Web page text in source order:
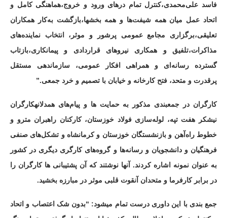
فاسد علی‌محمدی،کنترل تمام درهای ورود و خروج،هماهنگی کامل و
اتحاد عمل میان همه شیفت‌ها و همه بخشها،بازگشت به‌کار همکاران
تعلیقی،برگزاری مجامع عمومی پرشور و موثر، انتخاب نماینده‌های
مذاکرات،تلفیق و همکاری نیروهای قراردادی و پیمانکاری،بازتاب
گسترده رسانه‌ای و همراهی افکار عمومی، سازماندهی مستقل
پرقدرت و متحد، فتح کارخانه و خیابان با تصمیم و خرد جمعی.”
کارگران در جمعبندی مذکور به حمایت ها و پیام‌های همدلانهکارگران
نیشکر هفت تپه، لوله‌سازی فولاد خوزستان، کارکنان راهبران مترو و
خطوط راه‌آهن و بازنشستگان خوزستان و کرمانشاه و تشکل‌های صنفی
فرهنگیان و دانشجویان و رسانه‌ها و گروه‌های کارگری دیگری در کشور
به عنوان نمونه اشاره کردند. آنها نوشتند که آن پشتیبانی ها کارگران را
در برابر کارفرما و متحدان آنقوت قلبی موثر در مبارزه بخشید.
جمع بندی با این داوری درست تمام میشود: “بدون شک اعتصاب و اتحاد